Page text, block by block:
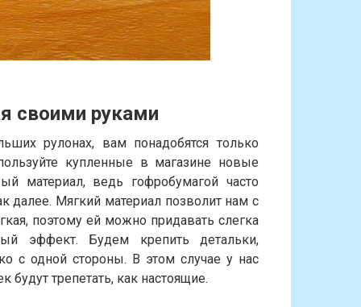
своими руками
рулонах, вам понадобятся только
купленные в магазине новые
материал, ведь гофробумагой часто
далее. Мягкий материал позволит нам с
поэтому ей можно придавать слегка
эффект. Будем крепить детальки,
с одной стороны. В этом случае у нас
трепетать, как настоящие.